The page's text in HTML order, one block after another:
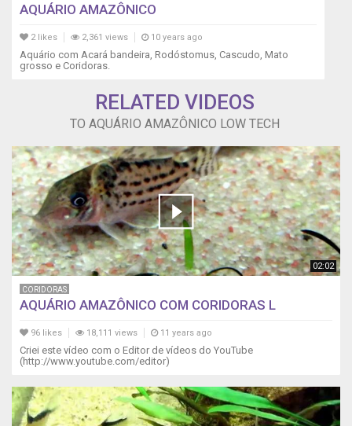
AQUÁRIO AMAZÔNICO
2 likes 2,361 views 10 years ago
Aquário com Acará bandeira, Rodóstomus, Cascudo, Mato
grosso e Coridoras.
RELATED VIDEOS
TO AQUÁRIO AMAZÔNICO LOW TECH
02:02
CORIDORAS
AQUÁRIO AMAZÔNICO COM CORIDORAS L
96 likes 18,111 views 11 years ago
Criei este vídeo com o Editor de vídeos do YouTube
(http://www.youtube.com/editor)